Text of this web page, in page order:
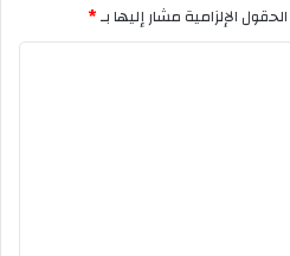
الحقول الإلزامية مشار إليها بـ*